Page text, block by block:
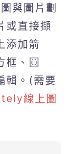
與圖片劃
或直接擷
添加箭
框、圓
輯。(需要
線上圖